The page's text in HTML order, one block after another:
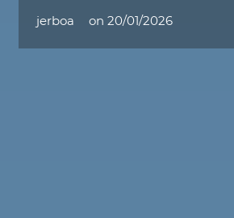
jerboa on 20/01/2026